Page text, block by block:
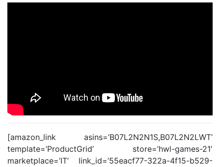
[amazon_link asins=’B07L2N2N1S,B07L2N2LWT’
template=’ProductGrid’ store=’hwl-games-21′
marketplace=’IT’ link_id=’55eacf77-322a-4f15-b529-